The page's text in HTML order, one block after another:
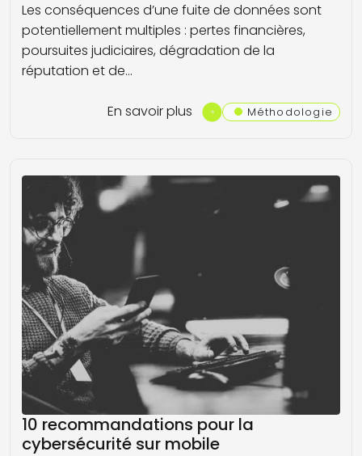
Les conséquences d’une fuite de données sont
potentiellement multiples : pertes financières,
poursuites judiciaires, dégradation de la
réputation et de…
En savoir plus Méthodologie
10 recommandations pour la
cybersécurité sur mobile